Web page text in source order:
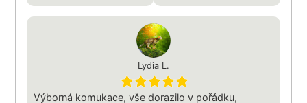
Lydia L.
Výborná komukace, vše dorazilo v pořádku,